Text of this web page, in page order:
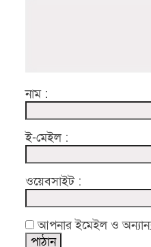
নাম :
ই-মেইল :
ওয়েবসাইট :
আপনার ইমেইল ও